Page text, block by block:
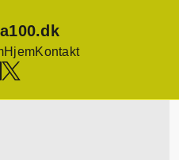
HjemKontakt